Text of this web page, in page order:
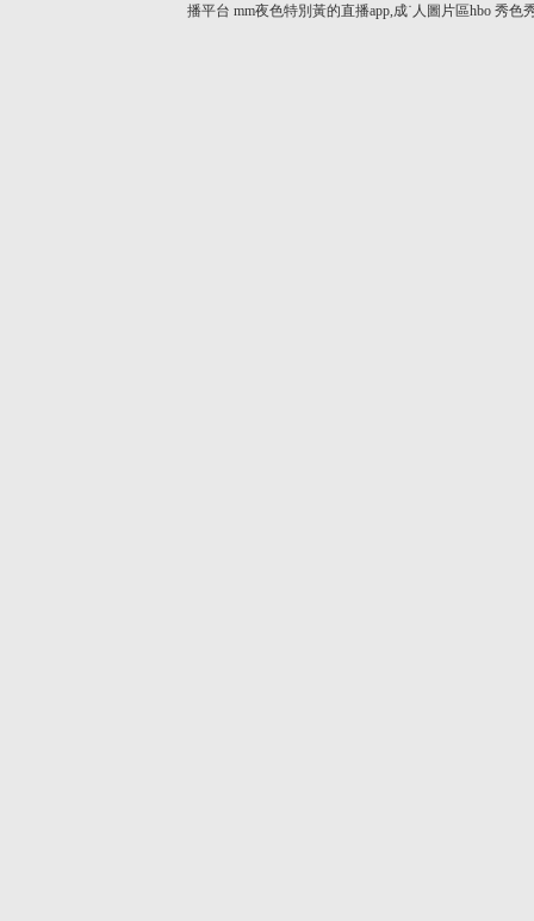
播平台 mm夜色特別黃的直播app,成˙人圖片區hbo 秀色